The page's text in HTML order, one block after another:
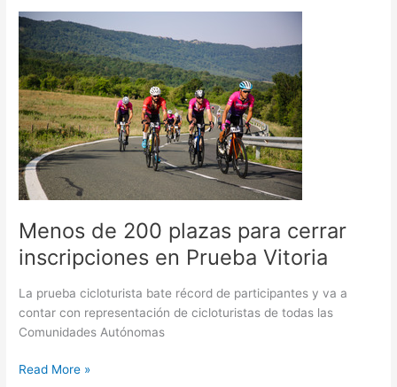
Menos de 200 plazas para cerrar
inscripciones en Prueba Vitoria
La prueba cicloturista bate récord de participantes y va a
contar con representación de cicloturistas de todas las
Comunidades Autónomas
Menos
de
200
plazas
para
cerrar
inscripciones
en
Prueba
Vitoria
Read More »